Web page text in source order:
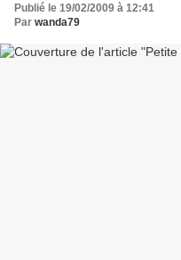
Publié le 19/02/2009 à 12:41
Par wanda79